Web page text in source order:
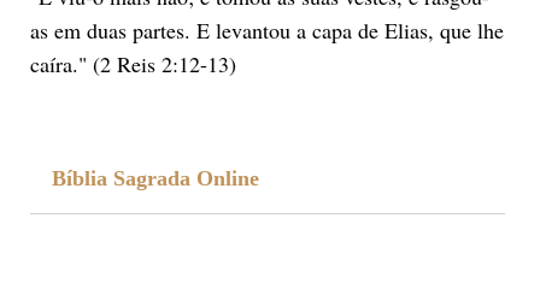
as em duas partes. E levantou a capa de Elias, que lhe
caíra." (2 Reis 2:12-13)
Bíblia Sagrada Online